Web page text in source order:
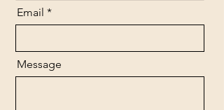
Email
Message